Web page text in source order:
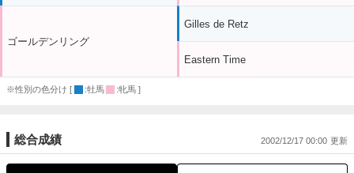
ゴールデンリング
Gilles de Retz
Eastern Time
※性別の色分け [ :牡馬 :牝馬 ]
総合成績 2002/12/17 00:00